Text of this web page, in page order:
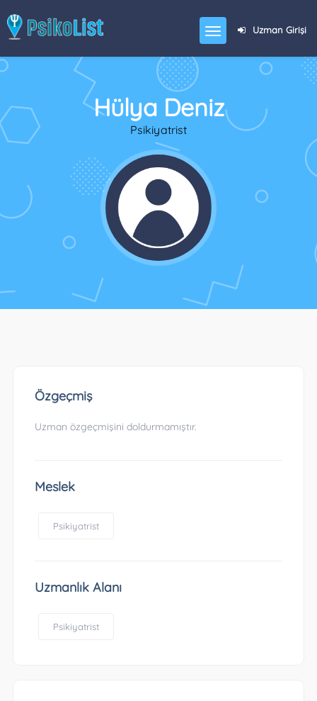
Uzman Girişi
Hülya Deniz
Psikiyatrist
Özgeçmiş
Uzman özgeçmişini doldurmamıştır.
Meslek
Psikiyatrist
Uzmanlık Alanı
Psikiyatrist